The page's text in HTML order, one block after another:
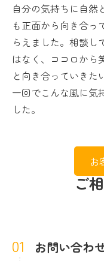
自分の気持ちに自然
も正面から向き合っ
らえました。相談し
はなく、ココロから
と向き合っていきた
一回でこんな風に気
した。
お
ご
お問い合わ